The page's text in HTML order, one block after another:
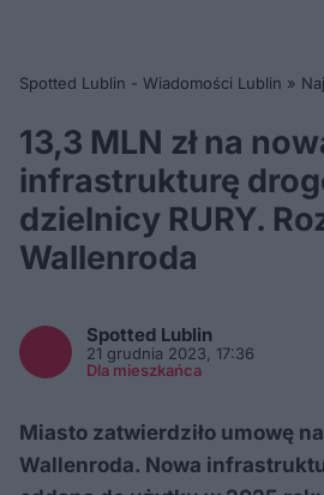
Spotted Lublin - Wiadomości Lublin »
13,3 MLN zł na
infrastrukturę
dzielnicy RURY.
Wallenroda
Spotted Lublin
21 grudnia 2023, 17:36
Dla mieszkańca
Miasto zatwierdziło umowę
Wallenroda. Nowa